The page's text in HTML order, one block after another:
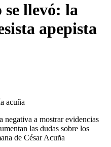
se llevó: la
apepista
negativa a mostrar evidencias
las dudas sobre los
de César Acuña